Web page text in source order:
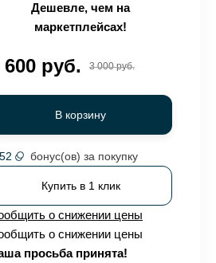
Дешевле, чем на
маркетплейсах!
600 руб. 3 000 руб.
В корзину
52 бонус(ов) за покупку
Купить в 1 клик
о снижении цены
о снижении цены
просьба принята!